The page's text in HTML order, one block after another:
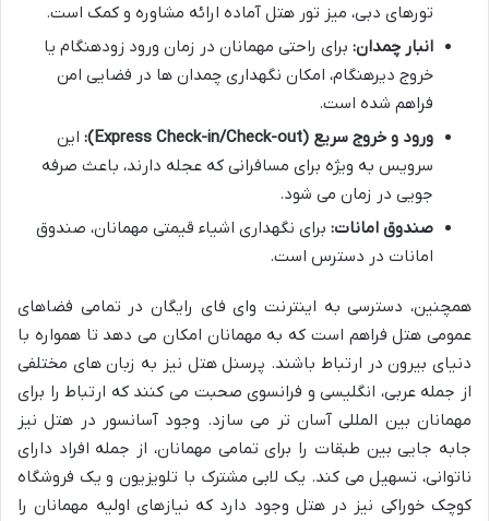
تورهای دبی، میز تور هتل آماده ارائه مشاوره و کمک است.
انبار چمدان: برای راحتی مهمانان در زمان ورود زودهنگام یا
خروج دیرهنگام، امکان نگهداری چمدان ها در فضایی امن
فراهم شده است.
ورود و خروج سریع (Express Check-in/Check-out):
این
سرویس به ویژه برای مسافرانی که عجله دارند، باعث صرفه
جویی در زمان می شود.
صندوق امانات: برای نگهداری اشیاء قیمتی مهمانان، صندوق
امانات در دسترس است.
همچنین، دسترسی به اینترنت وای فای رایگان در تمامی فضاهای
عمومی هتل فراهم است که به مهمانان امکان می دهد تا همواره با
دنیای بیرون در ارتباط باشند. پرسنل هتل نیز به زبان های مختلفی
از جمله عربی، انگلیسی و فرانسوی صحبت می کنند که ارتباط را برای
مهمانان بین المللی آسان تر می سازد. وجود آسانسور در هتل نیز
جابه جایی بین طبقات را برای تمامی مهمانان، از جمله افراد دارای
ناتوانی، تسهیل می کند. یک لابی مشترک با تلویزیون و یک فروشگاه
کوچک خوراکی نیز در هتل وجود دارد که نیازهای اولیه مهمانان را